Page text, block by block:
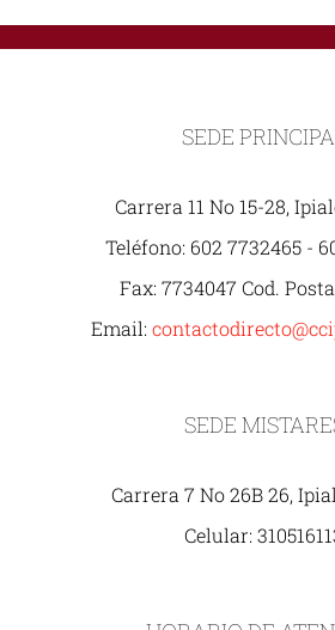
SEDE
Carrera 11 No 15-28,
Teléfono: 602 7732465 -
Fax: 7734047 Cod.
Email:
SEDE
Carrera 7 No 26B 26,
Celular: